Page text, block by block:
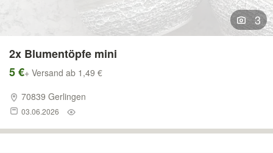
3
2x Blumentöpfe mini
5 €+ Versand ab 1,49 €
70839 Gerlingen
03.06.2026